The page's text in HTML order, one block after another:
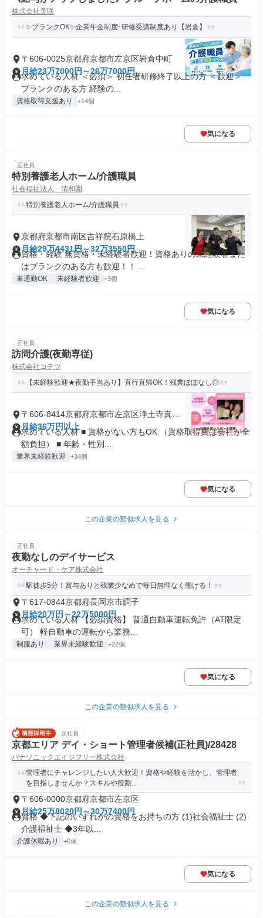
株式会社美咲
✨ブランクOK✨企業年金制度･研修受講制度あり【岩倉】
〒606-0025京都府京都市左京区岩倉中町
月給23万7000円～26万7000円
求めている人材 ＜必須＞ 初任者研修終了以上の方 ＜歓迎＞
ブランクのある方 経験の...
資格取得支援あり +14個
気になる
正社員
特別養護老人ホーム/介護職員
社会福祉法人 清和園
特別養護老人ホーム/介護職員
京都府京都市南区吉祥院石原橋上
月給29万4431円～32万3550円
資格・経験 無資格・未経験者歓迎！資格ありの未経験者また
はブランクのある方も歓迎！！ ...
車通勤OK 未経験者歓迎 +3個
気になる
正社員
訪問介護(夜勤専従)
株式会社コテツ
【未経験歓迎★夜勤手当あり】直行直帰OK！残業ほぼなし◎
〒606-8414京都府京都市左京区浄土寺真如
町
月給36万円以上
求めている人材 ■ 資格がない方もOK （資格取得費は会社が全
額負担） ■ 年齢・性別...
業界未経験歓迎 +34個
気になる
この企業の類似求人を見る
正社員
夜勤なしのデイサービス
オーチャード・ケア株式会社
駅徒歩5分！賞与ありと残業少なめで毎日無理なく働ける！
〒617-0844京都府長岡京市調子
月給20万円～22万5000円
求めている人材 【必須資格】 普通自動車運転免許（AT限定
可） 軽自動車の運転から業務...
制服あり 業界未経験歓迎 +22個
気になる
この企業の類似求人を見る
正社員
京都エリア デイ・ショート管理者候補(正社員)/28428
パナソニックエイジフリー株式会社
管理者にチャレンジしたい人大歓迎！資格や経験を活かし、管理者
を目指しませんか？スキルや役割...
〒606-0000京都府京都市左京区
月給25万8020円～30万7400円
資格 ◆下記のいずれかの資格をお持ちの方 (1)社会福祉士 (2)
介護福祉士 ◆3年以...
介護休暇あり +6個
気になる
この企業の類似求人を見る